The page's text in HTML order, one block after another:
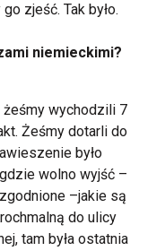
zjeść. Tak było.
niemieckimi?
żeśmy wychodzili 7
Żeśmy dotarli do
było
wolno wyjść –
–jakie są
do ulicy
tam była ostatnia